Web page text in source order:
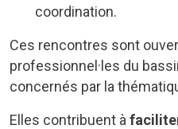
coordination.
Ces rencontres sont
professionnel·les du
concernés par la
Elles contribuent à